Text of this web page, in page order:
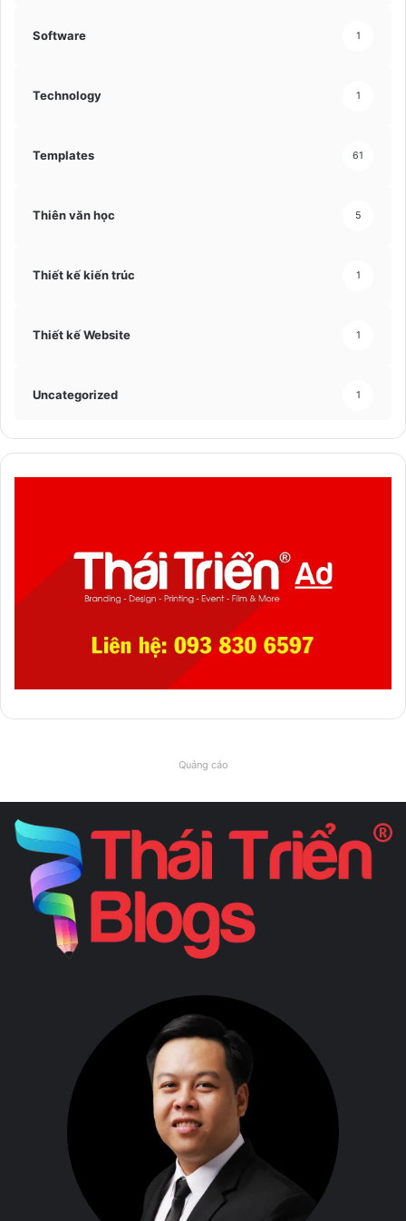
Software 1
Technology 1
Templates 61
Thiên văn học 5
Thiết kế kiến trúc 1
Thiết kế Website 1
Uncategorized 1
Quảng cáo